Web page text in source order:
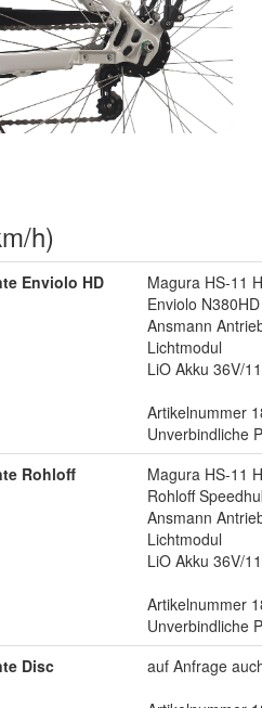
h)
Enviolo HD
Magura HS-11
Enviolo
Ansmann
Lichtmodul
LiO Akku 36V/
Artikelnummer
Unverbindliche
Rohloff
Magura HS-11
Rohloff
Ansmann
Lichtmodul
LiO Akku 36V/
Artikelnummer
Unverbindliche
Disc
auf Anfrage